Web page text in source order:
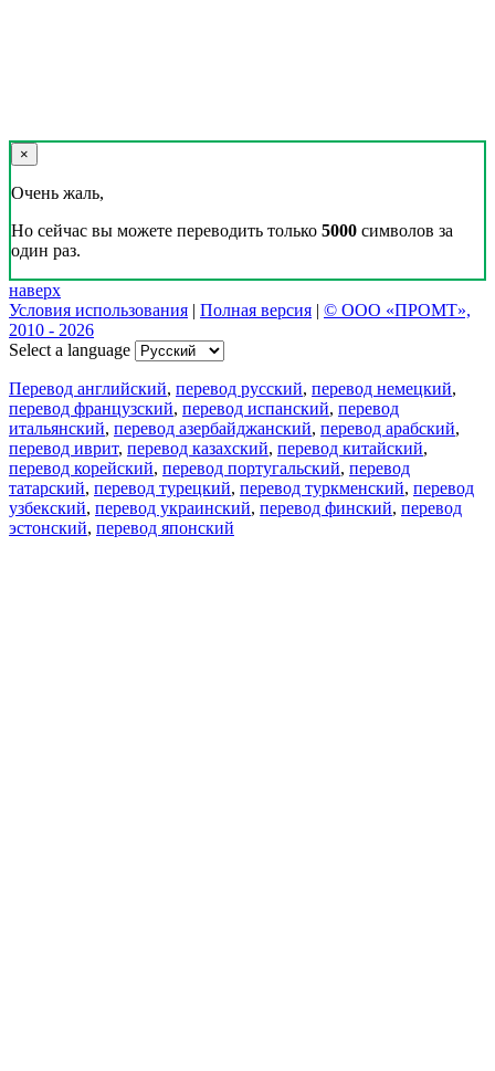
×
Очень жаль,
Но сейчас вы можете переводить только 5000 символов за
один раз.
наверх
Условия использования | Полная версия | © ООО «ПРОМТ»,
2010 - 2026
Select a language
Перевод английский, перевод русский, перевод немецкий,
перевод французский, перевод испанский, перевод
итальянский, перевод азербайджанский, перевод арабский,
перевод иврит, перевод казахский, перевод китайский,
перевод корейский, перевод португальский, перевод
татарский, перевод турецкий, перевод туркменский, перевод
узбекский, перевод украинский, перевод финский, перевод
эстонский, перевод японский